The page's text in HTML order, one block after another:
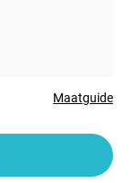
Maatguide